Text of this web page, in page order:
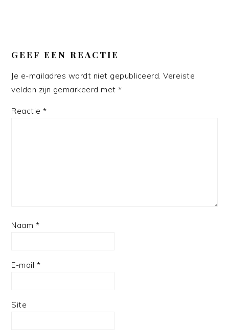
GEEF EEN REACTIE
Je e-mailadres wordt niet gepubliceerd. Vereiste
velden zijn gemarkeerd met*
Reactie*
Naam *
E-mail *
Site